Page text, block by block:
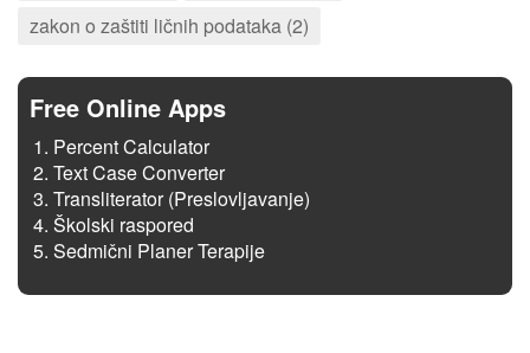
zakon o zaštiti ličnih podataka (2)
Free Online Apps
Percent Calculator
Text Case Converter
Transliterator (Preslovljavanje)
Školski raspored
Sedmični Planer Terapije